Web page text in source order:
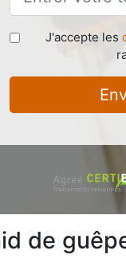
J'accepte les
de